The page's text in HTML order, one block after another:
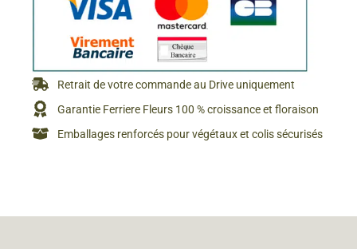
Retrait de votre commande au Drive uniquement
Garantie Ferriere Fleurs 100 % croissance et floraison
Emballages renforcés pour végétaux et colis sécurisés